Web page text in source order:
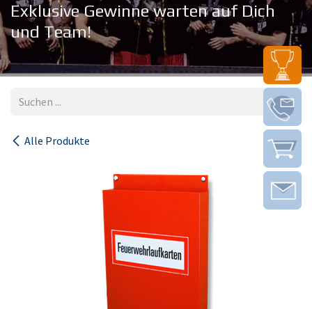
Exklusive Gewinne warten auf Dich
und Team!
Alle Produkte